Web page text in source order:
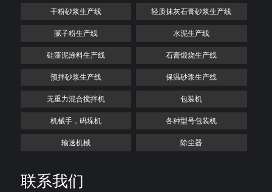
干粉砂浆生产线 轻质抹灰石膏砂浆生产线
腻子粉生产线 水泥生产线
硅藻泥涂料生产线 石膏煅烧生产线
预拌砂浆生产线 保温砂浆生产线
无重力混合搅拌机 包装机
机械手，码垛机 各种型号包装机
输送机械 除尘器
联系我们